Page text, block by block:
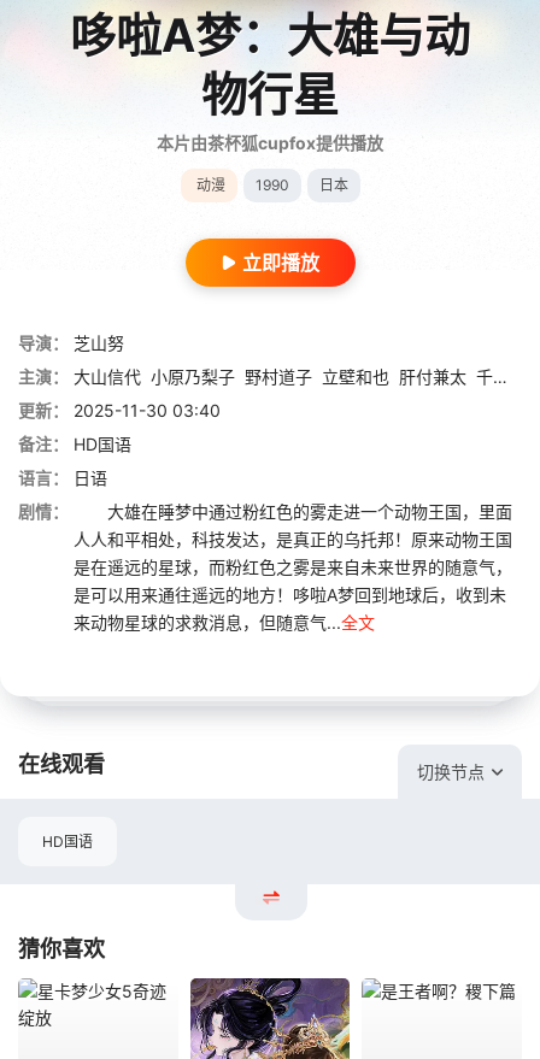
哆啦A梦：大雄与动
物行星
本片由茶杯狐cupfox提供播放
动漫 1990 日本
立即播放
导演：
芝山努
主演：
大山信代 小原乃梨子 野村道子 立壁和也 肝付兼太 千千松幸子
更新：
2025-11-30 03:40
备注：
HD国语
语言：
日语
剧情：
大雄在睡梦中通过粉红色的雾走进一个动物王国，里面
人人和平相处，科技发达，是真正的乌托邦！原来动物王国
是在遥远的星球，而粉红色之雾是来自未来世界的随意气，
是可以用来通往遥远的地方！哆啦A梦回到地球后，收到未
来动物星球的求救消息，但随意气...全文
在线观看 切换节点
HD国语
猜你喜欢